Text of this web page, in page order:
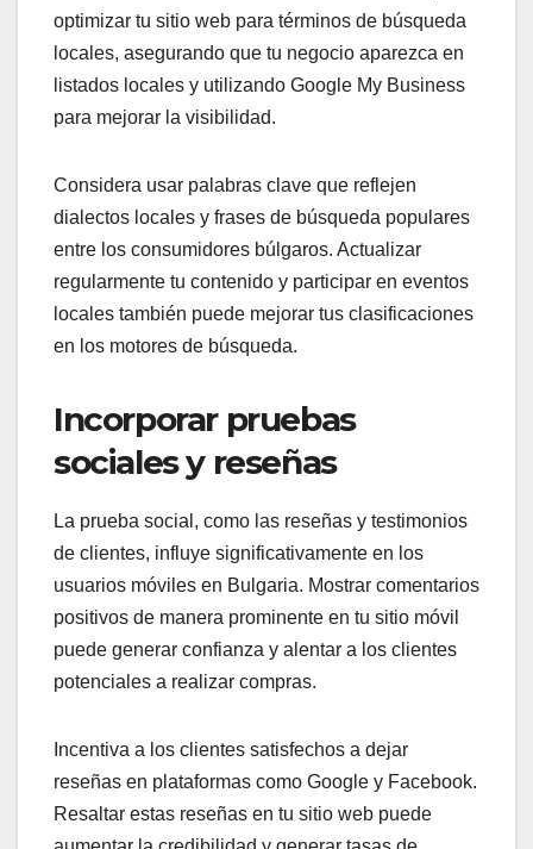
optimizar tu sitio web para términos de búsqueda
locales, asegurando que tu negocio aparezca en
listados locales y utilizando Google My Business
para mejorar la visibilidad.
Considera usar palabras clave que reflejen
dialectos locales y frases de búsqueda populares
entre los consumidores búlgaros. Actualizar
regularmente tu contenido y participar en eventos
locales también puede mejorar tus clasificaciones
en los motores de búsqueda.
Incorporar pruebas
sociales y reseñas
La prueba social, como las reseñas y testimonios
de clientes, influye significativamente en los
usuarios móviles en Bulgaria. Mostrar comentarios
positivos de manera prominente en tu sitio móvil
puede generar confianza y alentar a los clientes
potenciales a realizar compras.
Incentiva a los clientes satisfechos a dejar
reseñas en plataformas como Google y Facebook.
Resaltar estas reseñas en tu sitio web puede